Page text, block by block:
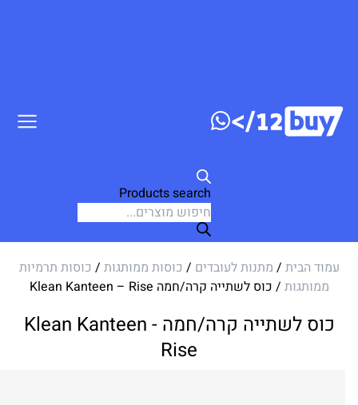
Products search
עמוד הבית/מתנות לעובדים/ כוסות ממותגות/כוסות תרמיות
ממותגות/ כוס לשתייה קרה/חמה Klean Kanteen – Rise
כוס לשתייה קרה/חמה Klean Kanteen -
Rise